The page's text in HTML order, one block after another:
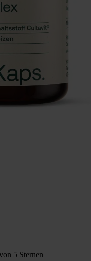
5 Sternen